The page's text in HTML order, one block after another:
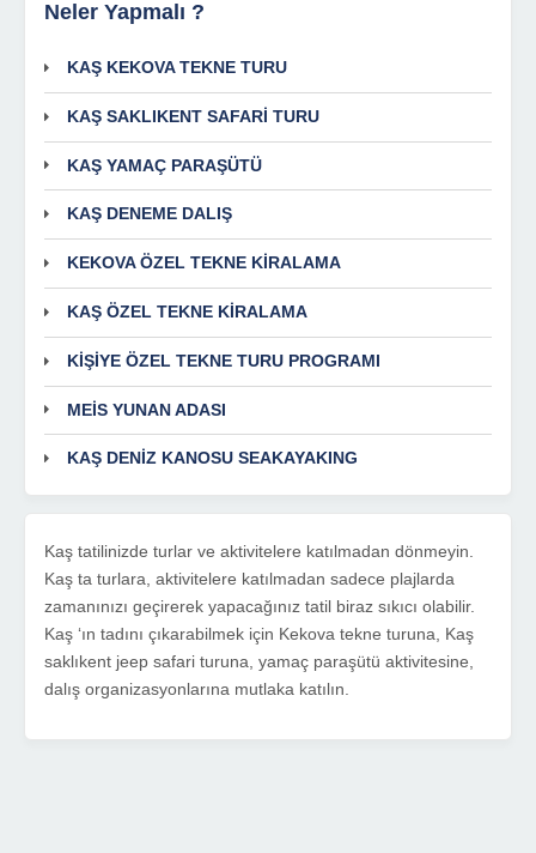
Neler Yapmalı ?
KAŞ KEKOVA TEKNE TURU
KAŞ SAKLIKENT SAFARİ TURU
KAŞ YAMAÇ PARAŞÜTÜ
KAŞ DENEME DALIŞ
KEKOVA ÖZEL TEKNE KİRALAMA
KAŞ ÖZEL TEKNE KİRALAMA
KİŞİYE ÖZEL TEKNE TURU PROGRAMI
MEİS YUNAN ADASI
KAŞ DENİZ KANOSU SEAKAYAKING
Kaş tatilinizde turlar ve aktivitelere katılmadan dönmeyin.
Kaş ta turlara, aktivitelere katılmadan sadece plajlarda
zamanınızı geçirerek yapacağınız tatil biraz sıkıcı olabilir.
Kaş ‘ın tadını çıkarabilmek için Kekova tekne turuna, Kaş
saklıkent jeep safari turuna, yamaç paraşütü aktivitesine,
dalış organizasyonlarına mutlaka katılın.